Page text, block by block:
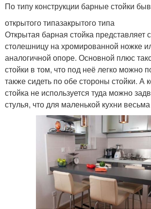
По типу конструкции барные стойки
открытого типазакрытого типа
Открытая барная стойка представляет
столешницу на хромированной ножке
аналогичной опоре. Основной плюс
стойки в том, что под неё легко можно
также сидеть по обе стороны стойки. А
стойка не используется туда можно
стулья, что для маленькой кухни